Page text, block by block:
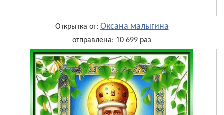
Открытка от: Оксана малыгина
отправлена: 10 699 раз